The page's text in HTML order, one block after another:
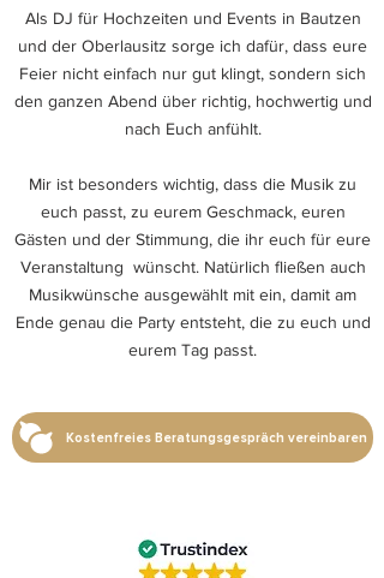
Als DJ für Hochzeiten und Events in Bautzen
und der Oberlausitz sorge ich dafür, dass eure
Feier nicht einfach nur gut klingt, sondern sich
den ganzen Abend über richtig, hochwertig und
nach Euch anfühlt.
Mir ist besonders wichtig, dass die Musik zu
euch passt, zu eurem Geschmack, euren
Gästen und der Stimmung, die ihr euch für eure
Veranstaltung wünscht. Natürlich fließen auch
Musikwünsche ausgewählt mit ein, damit am
Ende genau die Party entsteht, die zu euch und
eurem Tag passt.
Kostenfreies Beratungsgespräch vereinbaren